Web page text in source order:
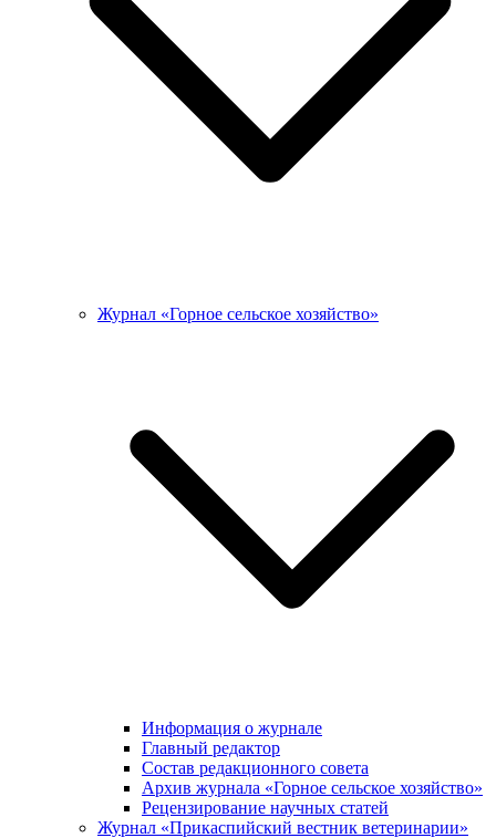
Журнал «Горное сельское хозяйство»
Информация о журнале
Главный редактор
Состав редакционного совета
Архив журнала «Горное сельское хозяйство»
Рецензирование научных статей
Журнал «Прикаспийский вестник ветеринарии»